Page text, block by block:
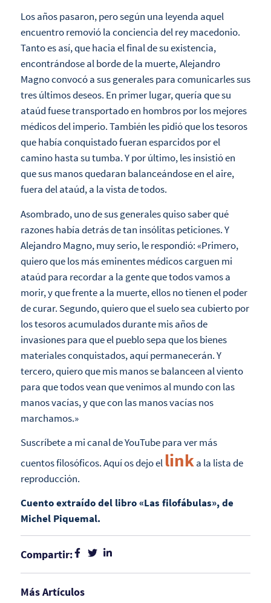
Los años pasaron, pero según una leyenda aquel
encuentro removió la conciencia del rey macedonio.
Tanto es así, que hacia el final de su existencia,
encontrándose al borde de la muerte, Alejandro
Magno convocó a sus generales para comunicarles sus
tres últimos deseos. En primer lugar, quería que su
ataúd fuese transportado en hombros por los mejores
médicos del imperio. También les pidió que los tesoros
que había conquistado fueran esparcidos por el
camino hasta su tumba. Y por último, les insistió en
que sus manos quedaran balanceándose en el aire,
fuera del ataúd, a la vista de todos.
Asombrado, uno de sus generales quiso saber qué
razones había detrás de tan insólitas peticiones. Y
Alejandro Magno, muy serio, le respondió: «Primero,
quiero que los más eminentes médicos carguen mi
ataúd para recordar a la gente que todos vamos a
morir, y que frente a la muerte, ellos no tienen el poder
de curar. Segundo, quiero que el suelo sea cubierto por
los tesoros acumulados durante mis años de
invasiones para que el pueblo sepa que los bienes
materiales conquistados, aquí permanecerán. Y
tercero, quiero que mis manos se balanceen al viento
para que todos vean que venimos al mundo con las
manos vacías, y que con las manos vacías nos
marchamos.»
Suscríbete a mi canal de YouTube para ver más
cuentos filosóficos. Aquí os dejo el linka la lista de
reproducción.
Cuento extraído del libro «Las filofábulas», de
Michel Piquemal.
Compartir:
Más Artículos